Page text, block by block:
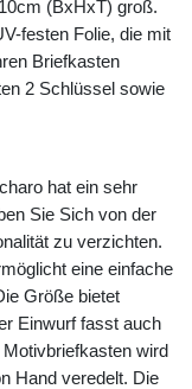
(BxHxT) groß.
festen Folie, die mit
Briefkasten
2 Schlüssel sowie
hat ein sehr
Sie Sich von der
zu verzichten.
eine einfache
Größe bietet
Einwurf fasst auch
wird
Hand veredelt. Die